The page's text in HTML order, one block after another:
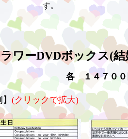
ワーDVDボックス(
(クリックで拡大)
す。
各 １４７００